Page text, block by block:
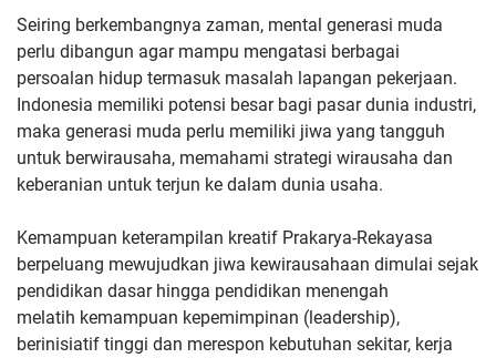
Seiring berkembangnya zaman, mental generasi muda
perlu dibangun agar mampu mengatasi berbagai
persoalan hidup termasuk masalah lapangan pekerjaan.
Indonesia memiliki potensi besar bagi pasar dunia industri,
maka generasi muda perlu memiliki jiwa yang tangguh
untuk berwirausaha, memahami strategi wirausaha dan
keberanian untuk terjun ke dalam dunia usaha.
Kemampuan keterampilan kreatif Prakarya-Rekayasa
berpeluang mewujudkan jiwa kewirausahaan dimulai sejak
pendidikan dasar hingga pendidikan menengah
melatih kemampuan kepemimpinan (leadership),
berinisiatif tinggi dan merespon kebutuhan sekitar, kerja